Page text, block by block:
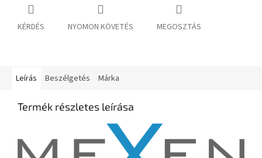
KÉRDÉS NYOMON KÖVETÉS MEGOSZTÁS
Leírás Beszélgetés Márka
Termék részletes leírása